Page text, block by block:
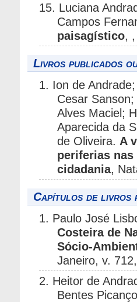
15. Luciana
Campos
paisagístico,
Livros publicados
1. Ion de
Cesar
Alves Maciel;
Aparecida da
de Oliveira. A
periferias nas
cidadania,
Capítulos de livros
1. Paulo José
Costeira de
Sócio-
Janeiro, v.
2. Heitor de
Bentes